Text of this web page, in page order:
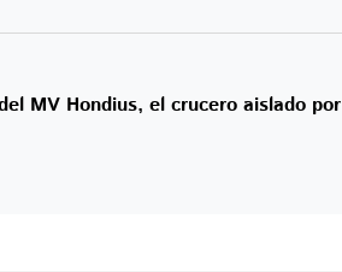
MV Hondius, el crucero aislado por